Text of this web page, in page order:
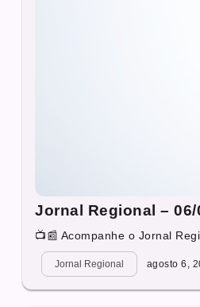
Jornal Regional – 06/
📺📰 Acompanhe o Jornal
Jornal Regional agosto 6,